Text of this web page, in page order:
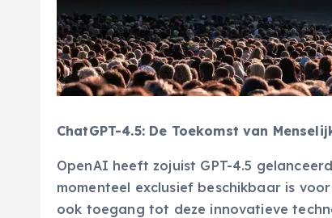
ChatGPT-4.5: De Toekomst van
OpenAI heeft zojuist GPT-4.5
momenteel exclusief beschikbaar is
ook toegang tot deze innovatieve